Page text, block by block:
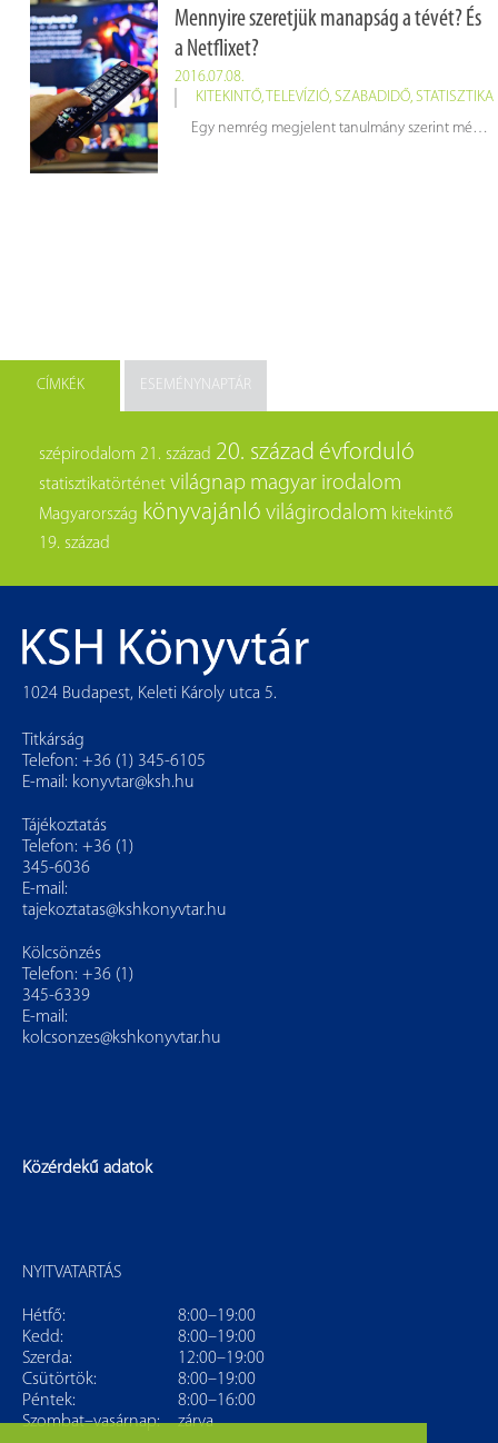
Mennyire szeretjük manapság a tévét? És
a Netflixet?
2016.07.08.
KITEKINTŐ,TELEVÍZIÓ, SZABADIDŐ, STATISZTIKA
Egy nemrég megjelent tanulmány szerint még mindig nagyon. Többet használjuk a tabletünket, mint valaha, és nagy valószínűséggel már nem csak digitális videó rögzítésért (DVR), de Netflix-ért is fizetünk.
CÍMKÉK ESEMÉNYNAPTÁR
szépirodalom 21. század 20. század évforduló
statisztikatörténet világnap magyar irodalom
Magyarország könyvajánló világirodalom kitekintő
19. század
1024 Budapest, Keleti Károly utca 5.
Titkárság
Telefon: +36 (1) 345-6105
E-mail: konyvtar@ksh.hu
Tájékoztatás
Telefon: +36 (1)
345-6036
E-mail:
tajekoztatas@kshkonyvtar.hu
Kölcsönzés
Telefon: +36 (1)
345-6339
E-mail:
kolcsonzes@kshkonyvtar.hu
Közérdekű adatok
NYITVATARTÁS
Hétfő:
8:00–19:00
Kedd:
8:00–19:00
Szerda:
12:00–19:00
Csütörtök:
8:00–19:00
Péntek:
8:00–16:00
Szombat–vasárnap:
zárva